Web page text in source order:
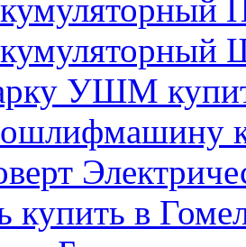
УШМ
купить в